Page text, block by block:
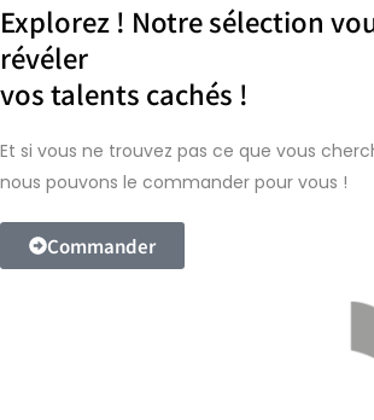
Explorez ! Notre sélection
révéler
vos talents cachés !
Et si vous ne trouvez pas ce que vous
nous pouvons le commander pour vous !
Commander